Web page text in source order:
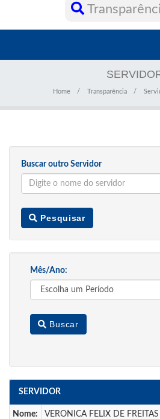
Home Transparência
Buscar outro Servidor
Pesquisar
Mês/Ano:
Buscar
SERVIDOR
Nome: VERONICA FELIX DE FREITAS